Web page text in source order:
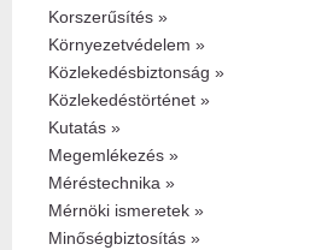
Korszerűsítés »
Környezetvédelem »
Közlekedésbiztonság »
Közlekedéstörténet »
Kutatás »
Megemlékezés »
Méréstechnika »
Mérnöki ismeretek »
Minőségbiztosítás »